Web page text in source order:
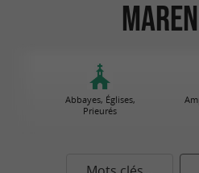
Abbayes, Églises,
Prieurés